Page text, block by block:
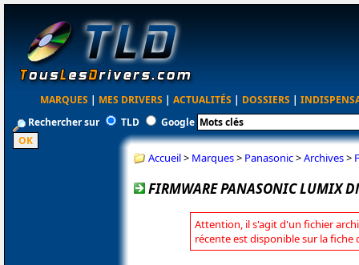
MARQUES | MES DRIVERS | ACTUALITÉS | DOSSIERS |
Rechercher sur
TLD Google
Accueil> Marques> Panasonic>Archives>
FIRMWARE PANASONIC LUMIX
Attention, il s'agit d'un fichier
récente est disponible sur la fiche